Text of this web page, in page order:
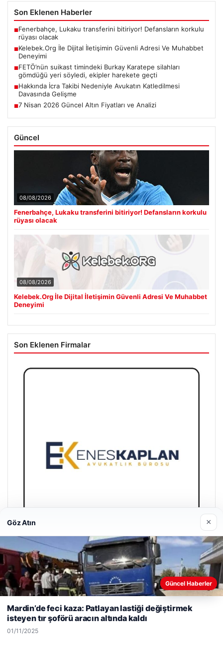
Son Eklenen Haberler
■Fenerbahçe, Lukaku transferini bitiriyor! Defansların korkulu
rüyası olacak
■Kelebek.Org İle Dijital İletişimin Güvenli Adresi Ve Muhabbet
Deneyimi
■FETÖ’nün suikast timindeki Burkay Karatepe silahları
gömdüğü yeri söyledi, ekipler harekete geçti
■Hakkında İcra Takibi Nedeniyle Avukatın Katledilmesi
Davasında Gelişme
■7 Nisan 2026 Güncel Altın Fiyatları ve Analizi
Güncel
08/08/2026
Fenerbahçe, Lukaku transferini bitiriyor! Defansların korkulu
rüyası olacak
08/08/2026
Kelebek.Org İle Dijital İletişimin Güvenli Adresi Ve Muhabbet
Deneyimi
Son Eklenen Firmalar
Enes Kaplan Avukatlık Bürosu
28/04/2026
Web sitemizi nasıl kullandığınızı daha iyi anlayabilmek,
kullanıyoruz.Çerez Politikamız
Reddet
Göz Atın ×
Güncel Haberler
Mardin’de feci kaza: Patlayan lastiği değiştirmek
isteyen tır şoförü aracın altında kaldı
01/11/2025